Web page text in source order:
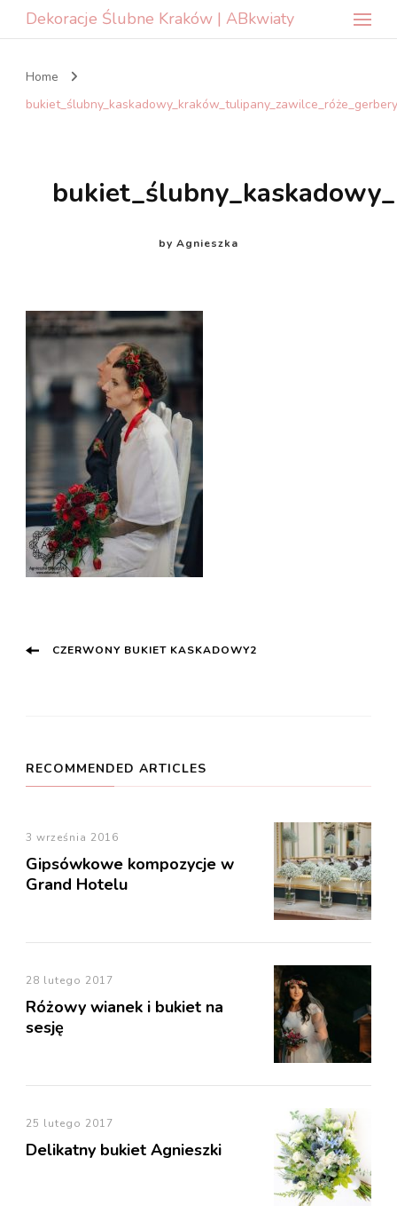
Dekoracje Ślubne Kraków | ABkwiaty
Home
by Agnieszka
Post
CZERWONY BUKIET KASKADOWY2
RECOMMENDED ARTICLES
3 września 2016
Gipsówkowe kompozycje w
Grand Hotelu
28 lutego 2017
Różowy wianek i bukiet na
sesję
25 lutego 2017
Delikatny bukiet Agnieszki